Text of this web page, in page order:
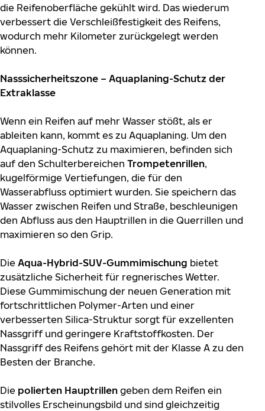
die Reifenoberfläche gekühlt wird. Das wiederum
verbessert die Verschleißfestigkeit des Reifens,
wodurch mehr Kilometer zurückgelegt werden
können.
Nasssicherheitszone – Aquaplaning-Schutz der
Extraklasse
Wenn ein Reifen auf mehr Wasser stößt, als er
ableiten kann, kommt es zu Aquaplaning. Um den
Aquaplaning-Schutz zu maximieren, befinden sich
auf den Schulterbereichen Trompetenrillen,
kugelförmige Vertiefungen, die für den
Wasserabfluss optimiert wurden. Sie speichern das
Wasser zwischen Reifen und Straße, beschleunigen
den Abfluss aus den Hauptrillen in die Querrillen und
maximieren so den Grip.
Die Aqua-Hybrid-SUV-Gummimischung bietet
zusätzliche Sicherheit für regnerisches Wetter.
Diese Gummimischung der neuen Generation mit
fortschrittlichen Polymer-Arten und einer
verbesserten Silica-Struktur sorgt für exzellenten
Nassgriff und geringere Kraftstoffkosten. Der
Nassgriff des Reifens gehört mit der Klasse A zu den
Besten der Branche.
Die polierten Hauptrillen geben dem Reifen ein
stilvolles Erscheinungsbild und sind gleichzeitig